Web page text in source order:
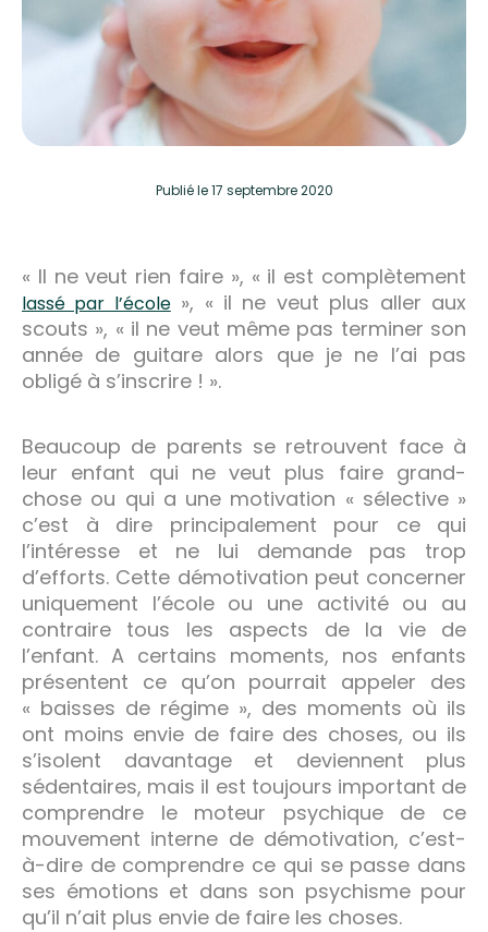
Publiéle 17 septembre 2020
« Il ne veut rien faire », « il est complètement
lassé par l’école», « il ne veut plus aller aux
scouts », « il ne veut même pas terminer son
année de guitare alors que je ne l’ai pas
obligé à s’inscrire ! ».
Beaucoup de parents se retrouvent face à
leur enfant qui ne veut plus faire grand-
chose ou qui a une motivation « sélective »
c’est à dire principalement pour ce qui
l’intéresse et ne lui demande pas trop
d’efforts. Cette démotivation peut concerner
uniquement l’école ou une activité ou au
contraire tous les aspects de la vie de
l’enfant. A certains moments, nos enfants
présentent ce qu’on pourrait appeler des
« baisses de régime », des moments où ils
ont moins envie de faire des choses, ou ils
s’isolent davantage et deviennent plus
sédentaires, mais il est toujours important de
comprendre le moteur psychique de ce
mouvement interne de démotivation, c’est-
à-dire de comprendre ce qui se passe dans
ses émotions et dans son psychisme pour
qu’il n’ait plus envie de faire les choses.